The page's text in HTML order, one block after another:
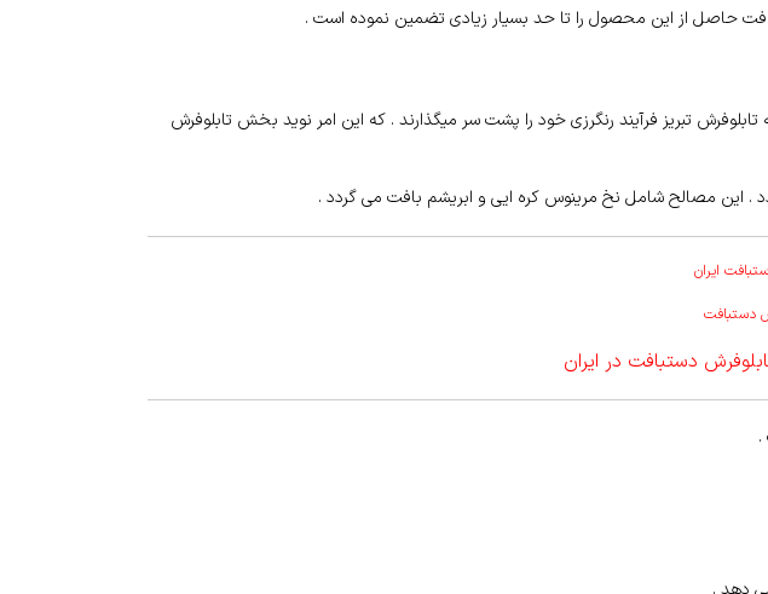
حاصل از این محصول را تا حد بسیار زیادی تضمین نموده است .
تبریز فرآیند رنگرزی خود را پشت سر میگذارند . که این امر نوید بخش تابلوفرش
. این مصالح شامل نخ مرینوس کره ایی و ابریشم بافت می گردد .
ایران
دستبافت
دستبافت در ایران
.